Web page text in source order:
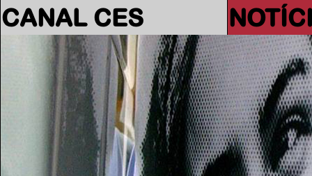
CANAL CES